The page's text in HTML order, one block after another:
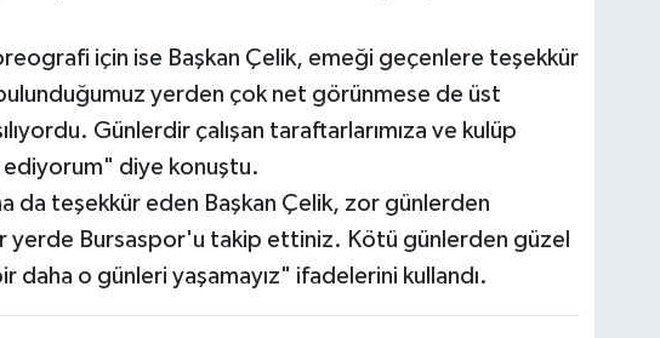
için ise Başkan Çelik, emeği geçenlere teşekkür
yerden çok net görünmese de üst
Günlerdir çalışan taraftarlarımıza ve kulüp
diye konuştu.
da teşekkür eden Başkan Çelik, zor günlerden
yerde Bursaspor'u takip ettiniz. Kötü günlerden güzel
daha o günleri yaşamayız" ifadelerini kullandı.